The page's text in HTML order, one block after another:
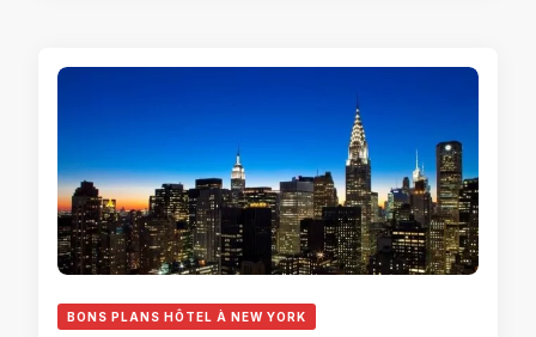
BONS PLANS HÔTEL À NEW YORK